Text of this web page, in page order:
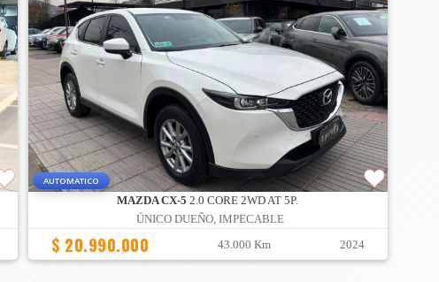
AUTOMATICO
MAZDA CX-52.0 CORE 2WD AT 5P.
ÚNICO DUEÑO, IMPECABLE
$ 20.990.000 43.000 Km 2024